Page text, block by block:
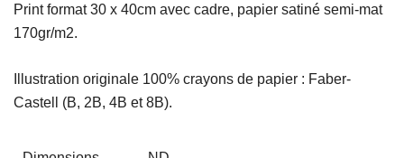
Print format 30 x 40cm avec cadre, papier satiné semi-mat
170gr/m2.
Illustration originale 100% crayons de papier : Faber-
Castell (B, 2B, 4B et 8B).